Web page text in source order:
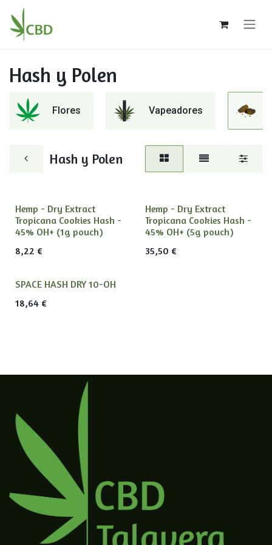
Ir al contenido
Hash y Polen
Flores Vapeadores
Hash y Polen
Hemp - Dry Extract
Tropicana Cookies Hash -
45% OH+ (1g pouch)
8,22 €
Hemp - Dry Extract
Tropicana Cookies Hash -
45% OH+ (5g pouch)
35,50 €
SPACE HASH DRY 10-OH
18,64 €